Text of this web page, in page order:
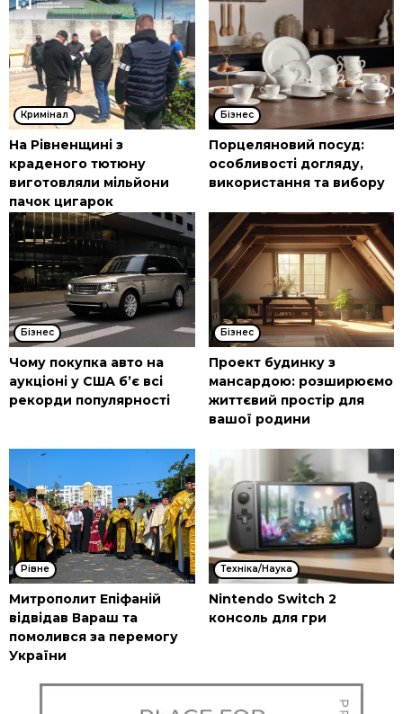
Кримінал
На Рівненщині з
краденого тютюну
виготовляли мільйони
пачок цигарок
Бізнес
Порцеляновий посуд:
особливості догляду,
використання та вибору
Бізнес
Чому покупка авто на
аукціоні у США б’є всі
рекорди популярності
Бізнес
Проект будинку з
мансардою: розширюємо
життєвий простір для
вашої родини
Рівне
Митрополит Епіфаній
відвідав Вараш та
помолився за перемогу
України
Техніка/Наука
Nintendo Switch 2
консоль для гри